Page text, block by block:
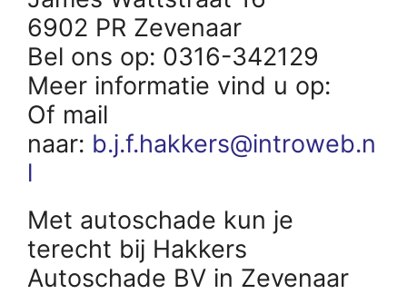
6902 PR Zevenaar
Bel ons op: 0316-342129
Meer informatie vind u op:
Of mail
naar: b.j.f.hakkers@introweb.n
l
Met autoschade kun je
terecht bij Hakkers
Autoschade BV in Zevenaar